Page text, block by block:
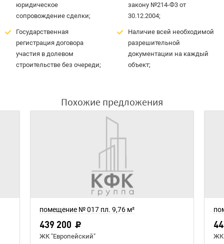
юридическое
сопровождение сделки;
Государственная
регистрация договора
участия в долевом
строительстве без очереди;
закону №214-Ф3 от
30.12.2004;
Наличие всей необходимой
разрешительной
документации на каждый
объект;
Похожие предложения
помещение № 017 пл. 9,76 м²
439 200
ЖК "Европейский" ЖК